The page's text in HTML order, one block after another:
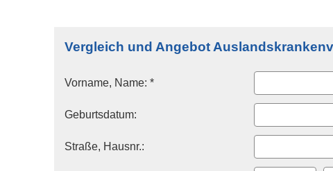
Vergleich und Angebot
Vorname, Name: *
Geburts­datum:
Straße, Hausnr.: